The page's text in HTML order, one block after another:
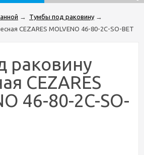
→ Тумбы под раковину →
CEZARES MOLVENO 46-80-2C-SO-BET
раковину
CEZARES
46-80-2C-SO-